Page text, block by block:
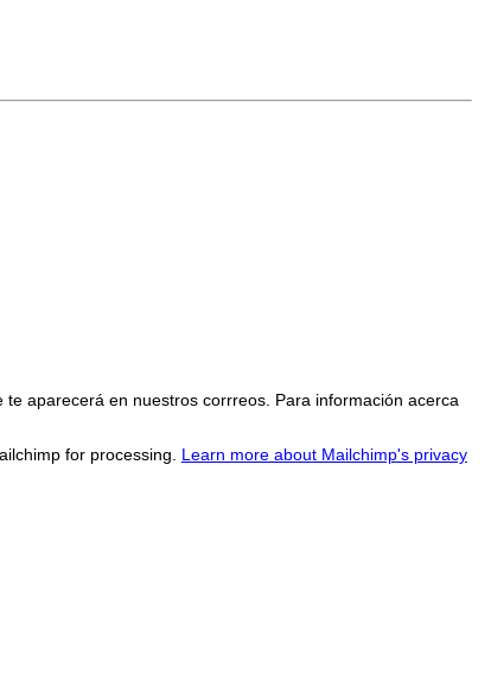
aparecerá en nuestros corrreos. Para información acerca
for processing. Learn more about Mailchimp's privacy